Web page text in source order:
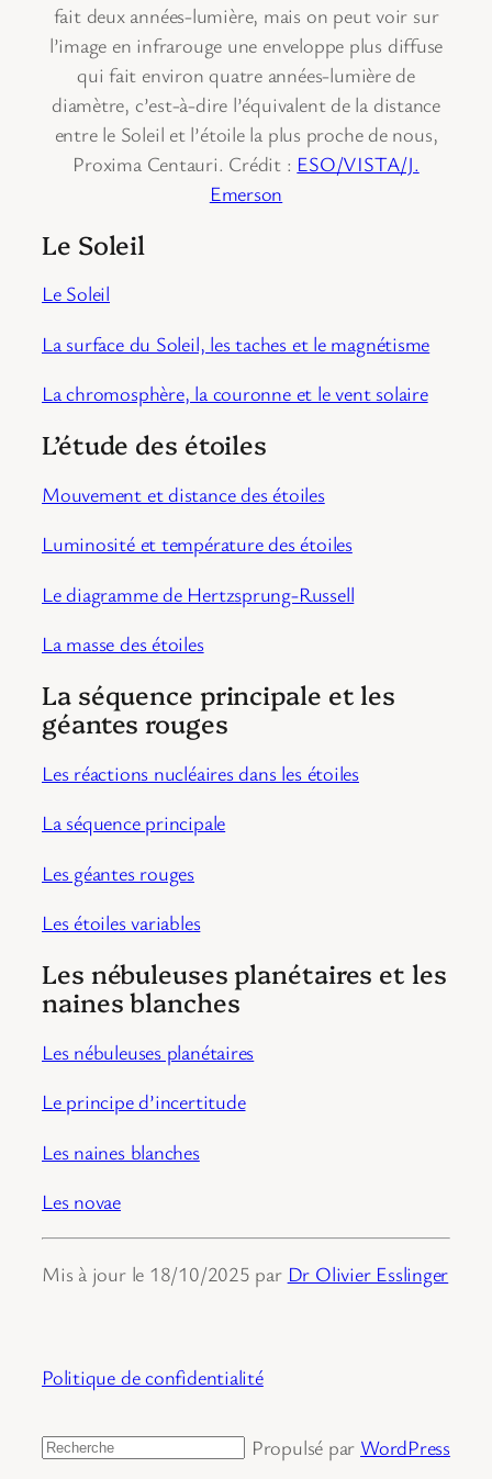
fait deux années-lumière, mais on peut voir sur
l’image en infrarouge une enveloppe plus diffuse
qui fait environ quatre années-lumière de
diamètre, c’est-à-dire l’équivalent de la distance
entre le Soleil et l’étoile la plus proche de nous,
Proxima Centauri. Crédit : ESO/VISTA/J.
Emerson
Le Soleil
Le Soleil
La surface du Soleil, les taches et le magnétisme
La chromosphère, la couronne et le vent solaire
L’étude des étoiles
Mouvement et distance des étoiles
Luminosité et température des étoiles
Le diagramme de Hertzsprung-Russell
La masse des étoiles
La séquence principale et les
géantes rouges
Les réactions nucléaires dans les étoiles
La séquence principale
Les géantes rouges
Les étoiles variables
Les nébuleuses planétaires et les
naines blanches
Les nébuleuses planétaires
Le principe d’incertitude
Les naines blanches
Les novae
Mis à jour le 18/10/2025 par Dr Olivier Esslinger
Politique de confidentialité
Rechercher Propulsé par WordPress